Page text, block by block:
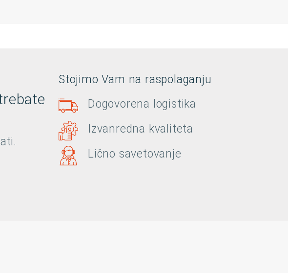
Stojimo Vam na raspolaganju
Dogovorena logistika
Izvanredna kvaliteta
Lično savetovanje